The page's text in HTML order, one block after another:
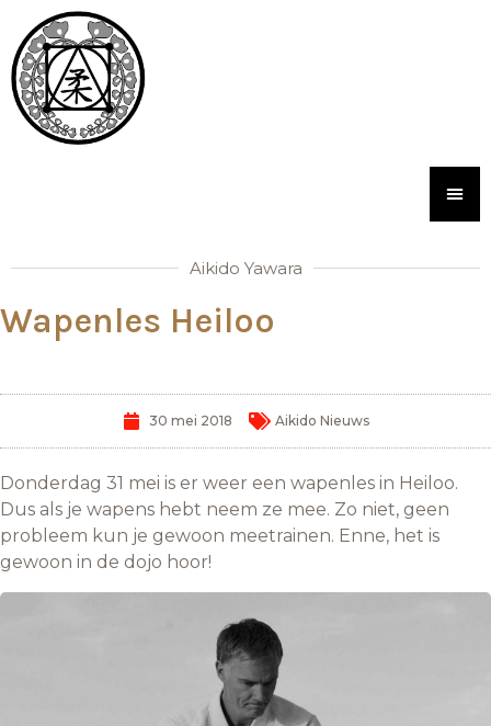
Aikido Yawara
Wapenles Heiloo
30 mei 2018 Aikido Nieuws
Donderdag 31 mei is er weer een wapenles in Heiloo.
Dus als je wapens hebt neem ze mee. Zo niet, geen
probleem kun je gewoon meetrainen. Enne, het is
gewoon in de dojo hoor!